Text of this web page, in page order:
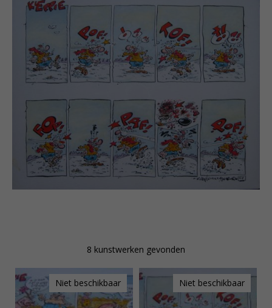
Eric Schreurs behoort tot de kleine groep
geruchtmakende tekenaars die in Nederland en
België de strip van zijn oubollige karakter ontdeed en,
net als met popmuziek en cultfilms, een hele nieuwe
generatie wist aan te spreken. Het expliciete karakter
van zijn werk riep midden jaren tachtig weerstand op
bij o.a. schoolbesturen, ouders, adverteerders en
stripserie Retep verscheen eerder korte tijd in het
dagblad De Waarheid, maar bleek ook voor de
communistische doelgroep te controversieel.
Behalve strips maakt Eric Schreurs sinds een aantal
jaren ook vrijwerk. Stedelijk Museum de Lakenhal in
Leiden verwierf zeven van deze vrije werken en
bracht ze in 1999 samen in een expositie met een
Stripschapprijs voor zijn gehele oeuvre.
Eric Schreurs heeft van alle van hem gepubliceerde
tekeningen en strips de originelen zorgvuldig
bewaard. Samen met de Kunsthuizen is er van deze
8 kunstwerken gevonden
Niet beschikbaar Niet beschikbaar